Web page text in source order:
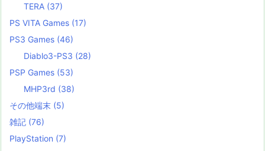
TERA (37)
PS VITA Games (17)
PS3 Games (46)
Diablo3-PS3 (28)
PSP Games (53)
MHP3rd (38)
その他端末 (5)
雑記 (76)
PlayStation (7)